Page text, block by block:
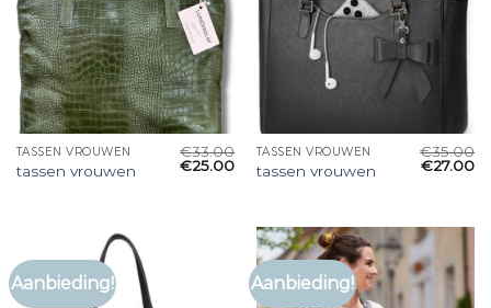
TASSEN VROUWEN
tassen vrouwen
€33.00
€25.00
TASSEN VROUWEN
tassen vrouwen
€35.00
€27.00
Aanbieding! Aanbieding!